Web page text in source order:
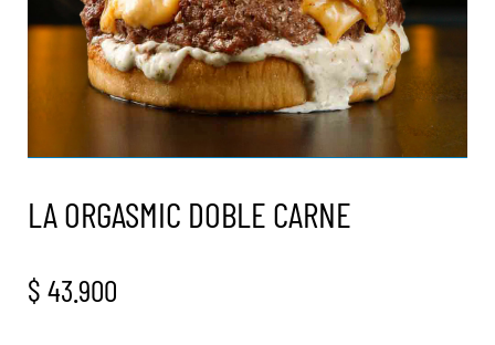
LA ORGASMIC DOBLE CARNE
$ 43.900